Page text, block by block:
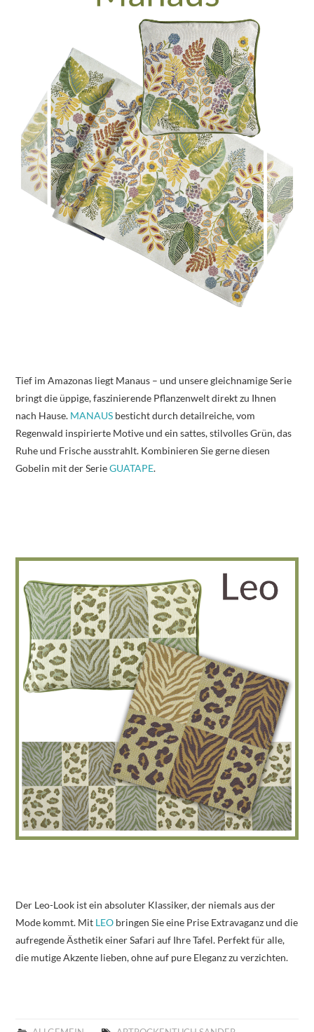
Tief im Amazonas liegt Manaus – und unsere gleichnamige Serie
bringt die üppige, faszinierende Pflanzenwelt direkt zu Ihnen
nach Hause. MANAUS besticht durch detailreiche, vom
Regenwald inspirierte Motive und ein sattes, stilvolles Grün, das
Ruhe und Frische ausstrahlt. Kombinieren Sie gerne diesen
Gobelin mit der SerieGUATAPE.
Der Leo-Look ist ein absoluter Klassiker, der niemals aus der
Mode kommt. Mit LEO bringen Sie eine Prise Extravaganz und die
aufregende Ästhetik einer Safari auf Ihre Tafel. Perfekt für alle,
die mutige Akzente lieben, ohne auf pure Eleganz zu verzichten.